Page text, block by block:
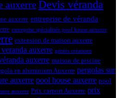
auxerreDevis véranda
auxerre entreprise de véranda
entreprise spécialisée pool house auxerre
extension de maison auxerre
auxerre géniès créations
auxerre maison de piscine
en aluminium Auxerre pergolas sur
auxerre pool house auxerre pool
auxerre Prix carport Auxerre prix